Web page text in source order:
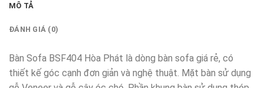
MÔ TẢ
ĐÁNH GIÁ (0)
Bàn Sofa BSF404 Hòa Phát là dòng bàn sofa giá rẻ, có
thiết kế góc cạnh đơn giản và nghệ thuật. Mặt bàn sử dụng